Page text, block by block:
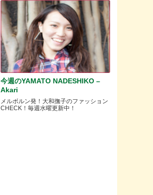
今週のYAMATO NADESHIKO –
Akari
メルボルン発！大和撫子のファッション
CHECK！毎週水曜更新中！